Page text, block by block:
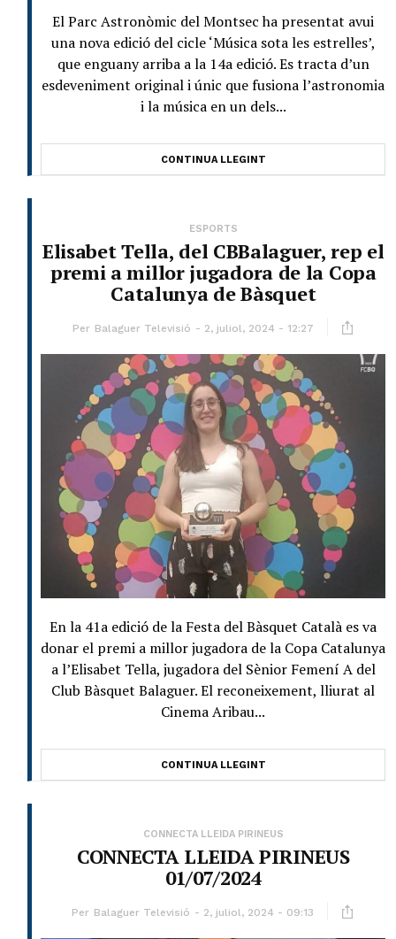
El Parc Astronòmic del Montsec ha presentat avui
una nova edició del cicle ‘Música sota les estrelles’,
que enguany arriba a la 14a edició. Es tracta d’un
esdeveniment original i únic que fusiona l’astronomia
i la música en un dels...
CONTINUA LLEGINT
ESPORTS
Elisabet Tella, del CBBalaguer, rep el
premi a millor jugadora de la Copa
Catalunya de Bàsquet
Per Balaguer Televisió 2, juliol, 2024 - 12:27
En la 41a edició de la Festa del Bàsquet Català es va
donar el premi a millor jugadora de la Copa Catalunya
a l’Elisabet Tella, jugadora del Sènior Femení A del
Club Bàsquet Balaguer. El reconeixement, lliurat al
Cinema Aribau...
CONTINUA LLEGINT
CONNECTA LLEIDA PIRINEUS
CONNECTA LLEIDA PIRINEUS
01/07/2024
Per Balaguer Televisió 2, juliol, 2024 - 09:13